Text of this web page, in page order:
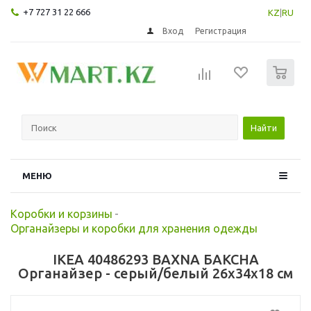
+7 727 31 22 666 KZ RU
Вход Регистрация
Найти
МЕНЮ
Коробки и корзины -
Органайзеры и коробки для хранения одежды
IKEA 40486293 BAXNA БАКСНА
Органайзер - серый/белый 26x34x18 см